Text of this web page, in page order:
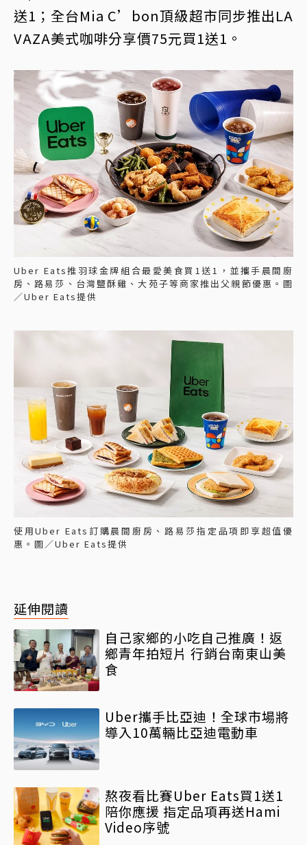
送1；全台Mia C’bon頂級超市同步推出LA
VAZA美式咖啡分享價75元買1送1。
Uber Eats推羽球金牌組合最愛美食買1送1，並攜手晨間廚
房、路易莎、台灣鹽酥雞、大苑子等商家推出父親節優惠。圖
／Uber Eats提供
使用Uber Eats訂購晨間廚房、路易莎指定品項即享超值優
惠。圖／Uber Eats提供
延伸閱讀
自己家鄉的小吃自己推廣！返
鄉青年拍短片 行銷台南東山美
食
Uber攜手比亞迪！全球市場將
導入10萬輛比亞迪電動車
熬夜看比賽Uber Eats買1送1
陪你應援 指定品項再送Hami
Video序號